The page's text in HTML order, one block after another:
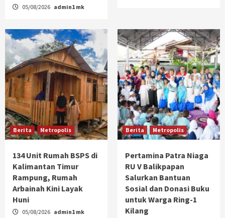
05/08/2026 admin1 mk
Berita Metropolis
134 Unit Rumah BSPS di
Kalimantan Timur
Rampung, Rumah
Arbainah Kini Layak
Huni
05/08/2026 admin1 mk
Berita Metropolis
Pertamina Patra Niaga
RU V Balikpapan
Salurkan Bantuan
Sosial dan Donasi Buku
untuk Warga Ring-1
Kilang